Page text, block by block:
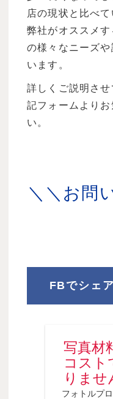
店の現状と比べ
弊社がオススメ
の様々なニーズ
います。
詳しくご説明さ
記フォームより
い。
＼＼お問
FBでシェア
写真材
コスト
りませ
フォトルプ